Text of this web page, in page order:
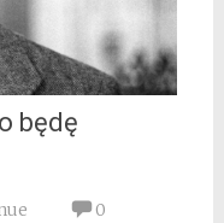
będę
0